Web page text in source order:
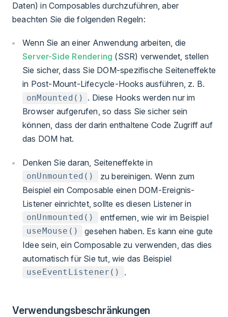
Daten) in Composables durchzuführen, aber
beachten Sie die folgenden Regeln:
Wenn Sie an einer Anwendung arbeiten, die
Server-Side Rendering (SSR) verwendet, stellen
Sie sicher, dass Sie DOM-spezifische Seiteneffekte
in Post-Mount-Lifecycle-Hooks ausführen, z. B.
onMounted()
. Diese Hooks werden nur im
Browser aufgerufen, so dass Sie sicher sein
können, dass der darin enthaltene Code Zugriff auf
das DOM hat.
Denken Sie daran, Seiteneffekte in
onUnmounted()
zu bereinigen. Wenn zum
Beispiel ein Composable einen DOM-Ereignis-
Listener einrichtet, sollte es diesen Listener in
onUnmounted() entfernen, wie wir im Beispiel
useMouse()
gesehen haben. Es kann eine gute
Idee sein, ein Composable zu verwenden, das dies
automatisch für Sie tut, wie das Beispiel
useEventListener() .
Verwendungsbeschränkungen